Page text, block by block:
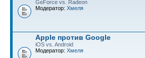
GeForce vs. Radeon
Модератор: Хмеля
Apple против Google
iOS vs. Android
Модератор: Хмеля